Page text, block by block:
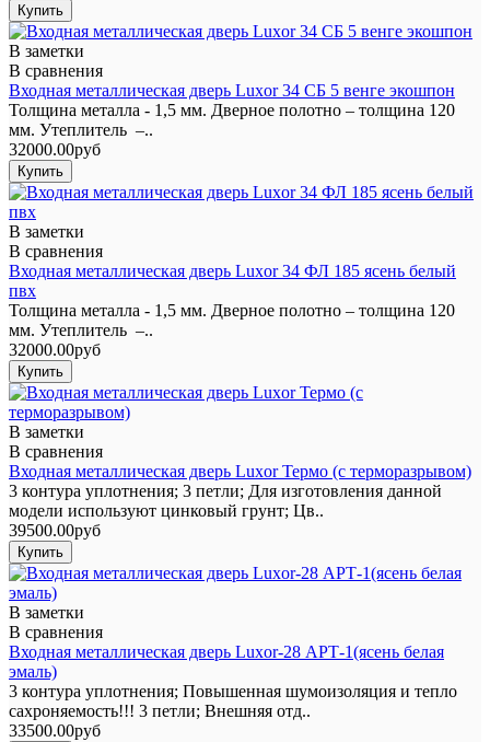
В заметки
В сравнения
Входная металлическая дверь Luxor 34 СБ 5 венге экошпон
Толщина металла - 1,5 мм. Дверное полотно – толщина 120
мм. Утеплитель –..
32000.00руб
В заметки
В сравнения
Входная металлическая дверь Luxor 34 ФЛ 185 ясень белый
пвх
Толщина металла - 1,5 мм. Дверное полотно – толщина 120
мм. Утеплитель –..
32000.00руб
В заметки
В сравнения
Входная металлическая дверь Luxor Термо (с терморазрывом)
3 контура уплотнения; 3 петли; Для изготовления данной
модели используют цинковый грунт; Цв..
39500.00руб
В заметки
В сравнения
Входная металлическая дверь Luxor-28 АРТ-1(ясень белая
эмаль)
3 контура уплотнения; Повышенная шумоизоляция и тепло
сахроняемость!!! 3 петли; Внешняя отд..
33500.00руб